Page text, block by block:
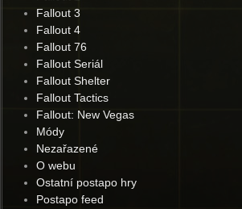
Fallout 3
Fallout 4
Fallout 76
Fallout Seriál
Fallout Shelter
Fallout Tactics
Fallout: New Vegas
Módy
Nezařazené
O webu
Ostatní postapo hry
Postapo feed